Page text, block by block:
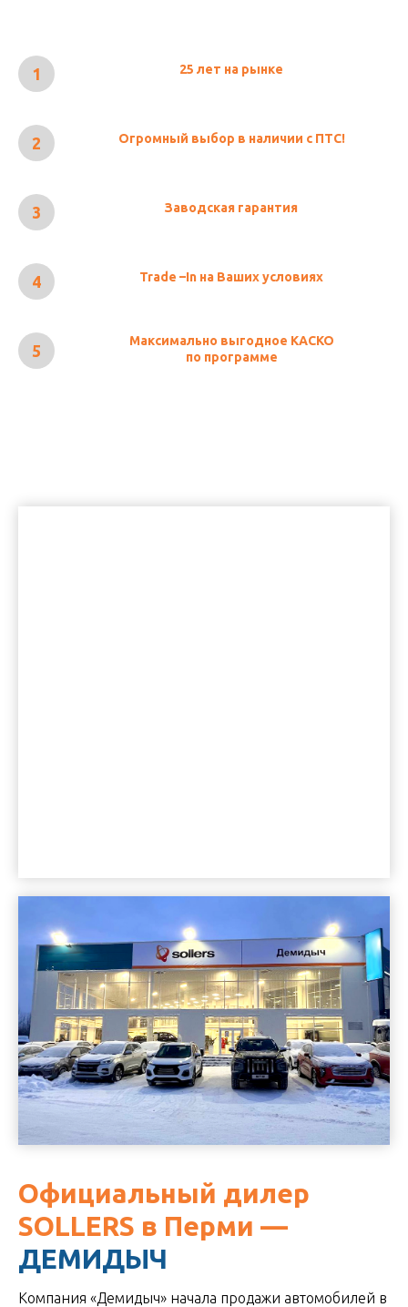
25 лет на рынке
Огромный выбор в наличии с ПТС!
Заводская гарантия
Trade –In на Ваших условиях
Максимально выгодное КАСКО
по программе
Официальный дилер
SOLLERS в Перми —
ДЕМИДЫЧ
Компания «Демидыч» начала продажи автомобилей в